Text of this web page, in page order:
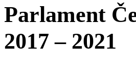
Parlament
2017 – 2021